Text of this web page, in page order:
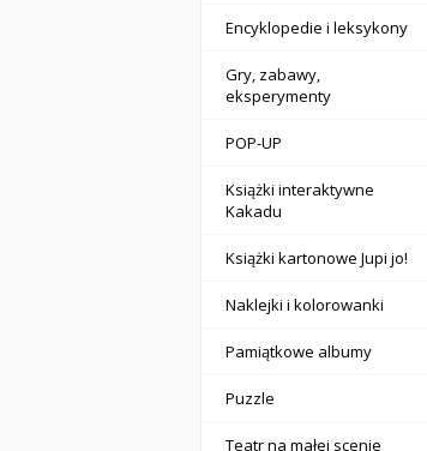
Encyklopedie i leksykony
Gry, zabawy,
eksperymenty
POP-UP
Książki interaktywne
Kakadu
Książki kartonowe Jupi jo!
Naklejki i kolorowanki
Pamiątkowe albumy
Puzzle
Teatr na małej scenie